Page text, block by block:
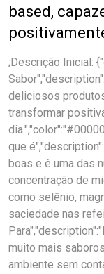
based,
;Descrição Inicial:
deliciosos
transformar
que
boas e é uma das
concentração de
como selênio,
saciedade nas
muito mais
ambiente sem